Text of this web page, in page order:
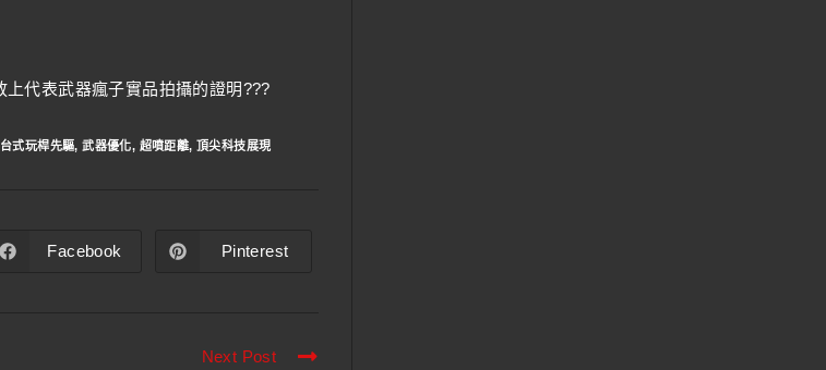
代表武器瘋子實品拍攝的證明???
式玩桿先驅, 武器優化, 超噴距離, 頂尖科技展現
Facebook Pinterest
Next Post